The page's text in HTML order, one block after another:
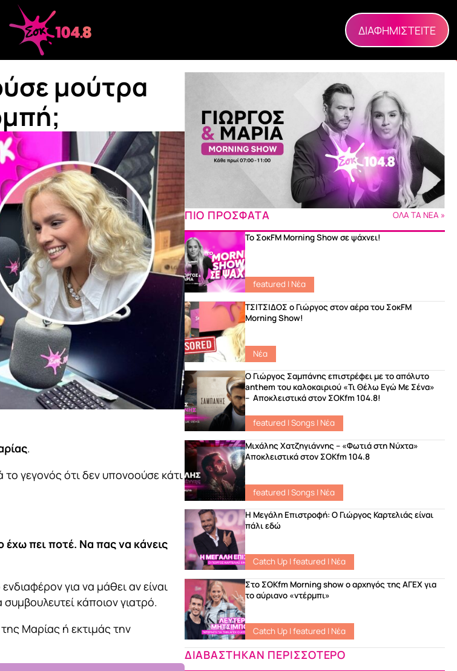
ΔΙΑΦΗΜΙΣΤΕΙΤΕ
μούτρα
.
γεγονός ότι δεν υπονοούσε κάτι
έχω πει ποτέ. Να πας να κάνεις
για να μάθει αν είναι
κάποιον γιατρό.
Μαρίας ή εκτιμάς την
ΠΙΟ ΠΡΟΣΦΑΤΑ ΟΛΑ ΤΑ ΝΕΑ »
Το ΣοκFM Morning Show σε ψάχνει!
featured | Νέα
ΤΣΙΤΣΙΔΟΣ ο Γιώργος στον αέρα του ΣοκFM
Morning Show!
Νέα
Ο Γιώργος Σαμπάνης επιστρέφει με το απόλυτο
anthem του καλοκαιριού «Τι Θέλω Εγώ Με Σένα»
– Αποκλειστικά στον ΣΟΚfm 104.8!
featured |Songs | Νέα
Μιχάλης Χατζηγιάννης – «Φωτιά στη Νύχτα»
Αποκλειστικά στον ΣΟΚfm 104.8
featured |Songs | Νέα
Η Μεγάλη Επιστροφή: Ο Γιώργος Καρτελιάς είναι
πάλι εδώ
Catch Up |featured | Νέα
Στο ΣΟKfm Morning show ο αρχηγός της ΑΓΕΧ για
το αύριανο «ντέρμπι»
Catch Up |featured | Νέα
ΔΙΑΒΑΣΤΗΚΑΝ ΠΕΡΙΣΣΟΤΕΡΟ